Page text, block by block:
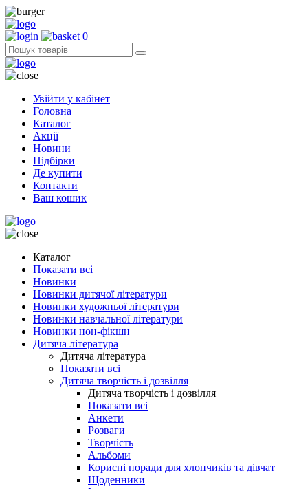
0
Увійти у кабінет
Головна
Каталог
Акції
Новини
Підбірки
Де купити
Контакти
Ваш кошик
Каталог
Показати всі
Новинки
Новинки дитячої літератури
Новинки художньої літератури
Новинки навчальної літератури
Новинки нон-фікшн
Дитяча література
Дитяча література
Показати всі
Дитяча творчість і дозвілля
Дитяча творчість і дозвілля
Показати всі
Анкети
Розваги
Творчість
Альбоми
Корисні поради для хлопчиків та дівчат
Щоденники